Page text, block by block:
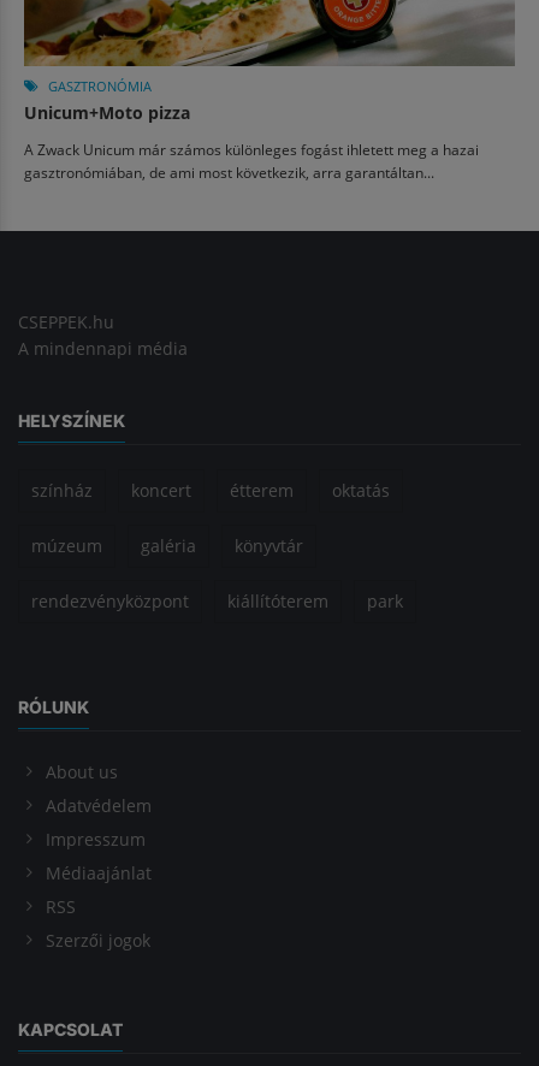
GASZTRONÓMIA
Unicum+Moto pizza
A Zwack Unicum már számos különleges fogást ihletett meg a hazai
gasztronómiában, de ami most következik, arra garantáltan...
CSEPPEK.hu
A mindennapi média
HELYSZÍNEK
színház koncert étterem oktatás
múzeum galéria könyvtár
rendezvényközpont kiállítóterem park
RÓLUNK
About us
Adatvédelem
Impresszum
Médiaajánlat
RSS
Szerzői jogok
KAPCSOLAT